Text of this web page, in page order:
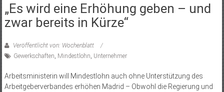
„Es wird eine Erhöhung geben – und
zwar bereits in Kürze“
Veröffentlicht von: Wochenblatt
Gewerkschaften Mindestlohn Unternehmer
Arbeitsministerin will Mindestlohn auch ohne Unterstützung des
Arbeitgeberverbandes erhöhen Madrid – Obwohl die Regierung und